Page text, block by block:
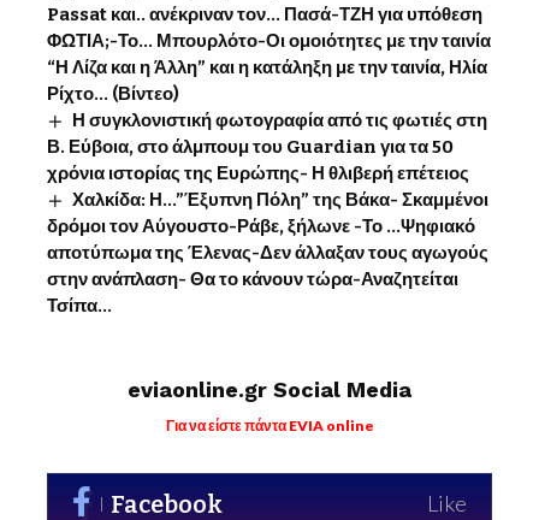
Passat και.. ανέκριναν τον… Πασά-ΤΖΗ για υπόθεση
ΦΩΤΙΑ;-Το… Μπουρλότο-Οι ομοιότητες με την ταινία
“Η Λίζα και η Άλλη” και η κατάληξη με την ταινία, Ηλία
Ρίχτο… (Βίντεο)
Η συγκλονιστική φωτογραφία από τις φωτιές στη
Β. Εύβοια, στο άλμπουμ του Guardian για τα 50
χρόνια ιστορίας της Ευρώπης- Η θλιβερή επέτειος
Χαλκίδα: Η…”Έξυπνη Πόλη” της Βάκα- Σκαμμένοι
δρόμοι τον Αύγουστο-Ράβε, ξήλωνε -Το …Ψηφιακό
αποτύπωμα της Έλενας-Δεν άλλαξαν τους αγωγούς
στην ανάπλαση- Θα το κάνουν τώρα-Αναζητείται
Τσίπα…
eviaonline.gr Social Media
Για να είστε πάντα EVIA online
Facebook Like